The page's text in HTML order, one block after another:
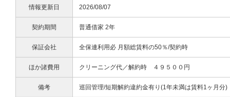
情報更新日 2026/08/07
契約期間 普通借家 2年
保証会社 全保連利用必 月額総賃料の50％/契約時
ほか諸費用 クリーニング代／解約時 ４９５００円
備考 巡回管理/短期解約違約金有り(1年未満は賃料1ヶ月分)